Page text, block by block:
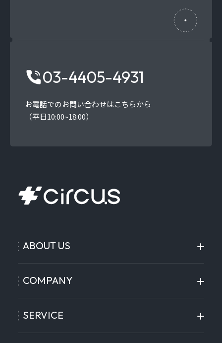
03-4405-4931
お電話でのお問い合わせはこちらから
（平日10:00~18:00）
ABOUT US
COMPANY
SERVICE